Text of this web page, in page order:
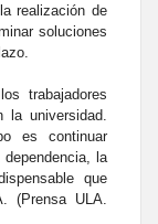
realización de
soluciones
trabajadores
la universidad.
es continuar
la
que
(Prensa ULA.